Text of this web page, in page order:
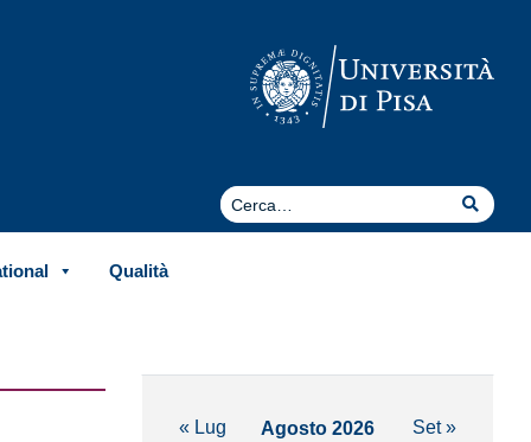
Cerca
Cerca
Qualità
Agosto 2026
« Lug Set »